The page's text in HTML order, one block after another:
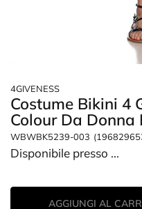
4GIVENESS
Costume Bikini 4
Colour Da Donna
WBWBK5239-003
Disponibile presso ...
AGGIUNGI AL